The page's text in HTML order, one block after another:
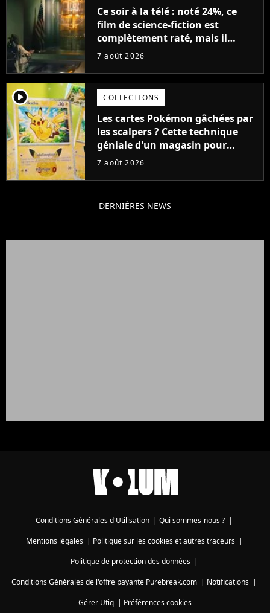
Ce soir à la télé : noté 24%, ce
film de science-fiction est
complètement raté, mais il
aurait pu être encore pire à
7 août 2026
player2 COLLECTIONS
Les cartes Pokémon gâchées par
les scalpers ? Cette technique
géniale d'un magasin pour
ruiner les revendeurs
7 août 2026
DERNIÈRES NEWS
Conditions Générales d'Utilisation | Qui sommes-nous ? |
Mentions légales| Politique sur les cookies et autres traceurs|
Politique de protection des données|
Conditions Générales de l'offre payante Purebreak.com | Notifications |
Gérer Utiq | Préférences cookies